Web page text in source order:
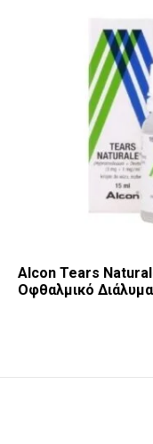
Alcon Tears
Οφθαλμικό